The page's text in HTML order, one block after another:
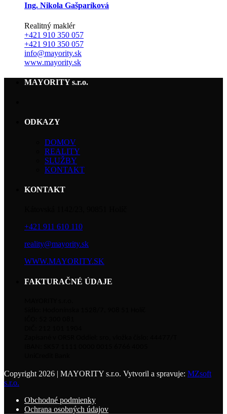
Ing. Nikola Gašparíková
Realitný maklér
+421 910 350 057
+421 910 350 057
info@mayority.sk
www.mayority.sk
MAYORITY s.r.o.
ODKAZY
DOMOV
REALITY
SLUŽBY
KONTAKT
KONTAKT
+421 911 610 110
reality@mayority.sk
WWW.MAYORITY.SK
FAKTURAČNÉ ÚDAJE
Copyright 2026 | MAYORITY s.r.o. Vytvoril a spravuje: MZsoft
s.r.o.
Obchodné podmienky
Ochrana osobných údajov